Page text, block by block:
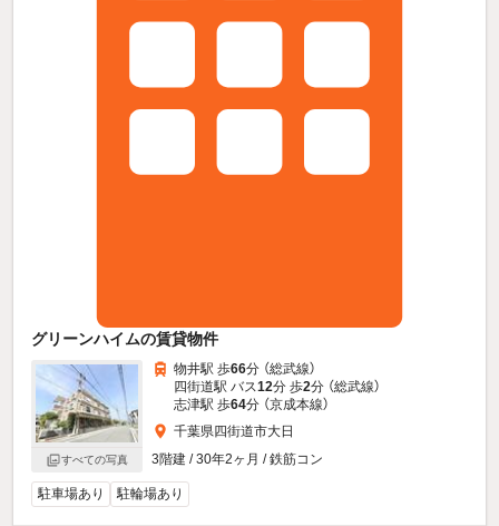
グリーンハイムの賃貸物件
すべての写真
物井駅 歩66分 （総武線）
四街道駅 バス12分 歩2分 （総武線）
志津駅 歩64分 （京成本線）
千葉県四街道市大日
3階建 / 30年2ヶ月 / 鉄筋コン
駐車場あり 駐輪場あり